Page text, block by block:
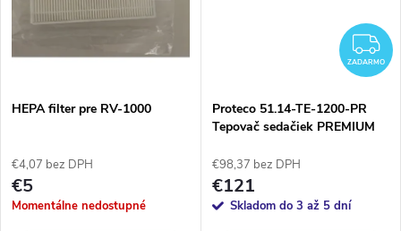
t
o
t
o
v
HEPA filter pre RV-1000
€4,07 bez DPH
€5
Momentálne nedostupné
ZADARMO
Proteco 51.14-TE-1200-PR
Tepovač sedačiek PREMIUM
€98,37 bez DPH
€121
Skladom do 3 až 5 dní